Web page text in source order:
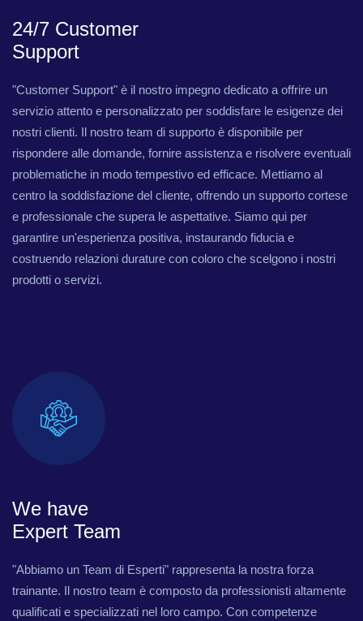
24/7 Customer
Support
"Customer Support" è il nostro impegno dedicato a offrire un
servizio attento e personalizzato per soddisfare le esigenze dei
nostri clienti. Il nostro team di supporto è disponibile per
rispondere alle domande, fornire assistenza e risolvere eventuali
problematiche in modo tempestivo ed efficace. Mettiamo al
centro la soddisfazione del cliente, offrendo un supporto cortese
e professionale che supera le aspettative. Siamo qui per
garantire un'esperienza positiva, instaurando fiducia e
costruendo relazioni durature con coloro che scelgono i nostri
prodotti o servizi.
We have
Expert Team
"Abbiamo un Team di Esperti" rappresenta la nostra forza
trainante. Il nostro team è composto da professionisti altamente
qualificati e specializzati nel loro campo. Con competenze